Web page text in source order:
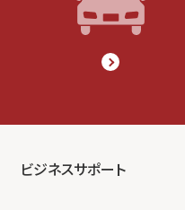
ビジネスサポート